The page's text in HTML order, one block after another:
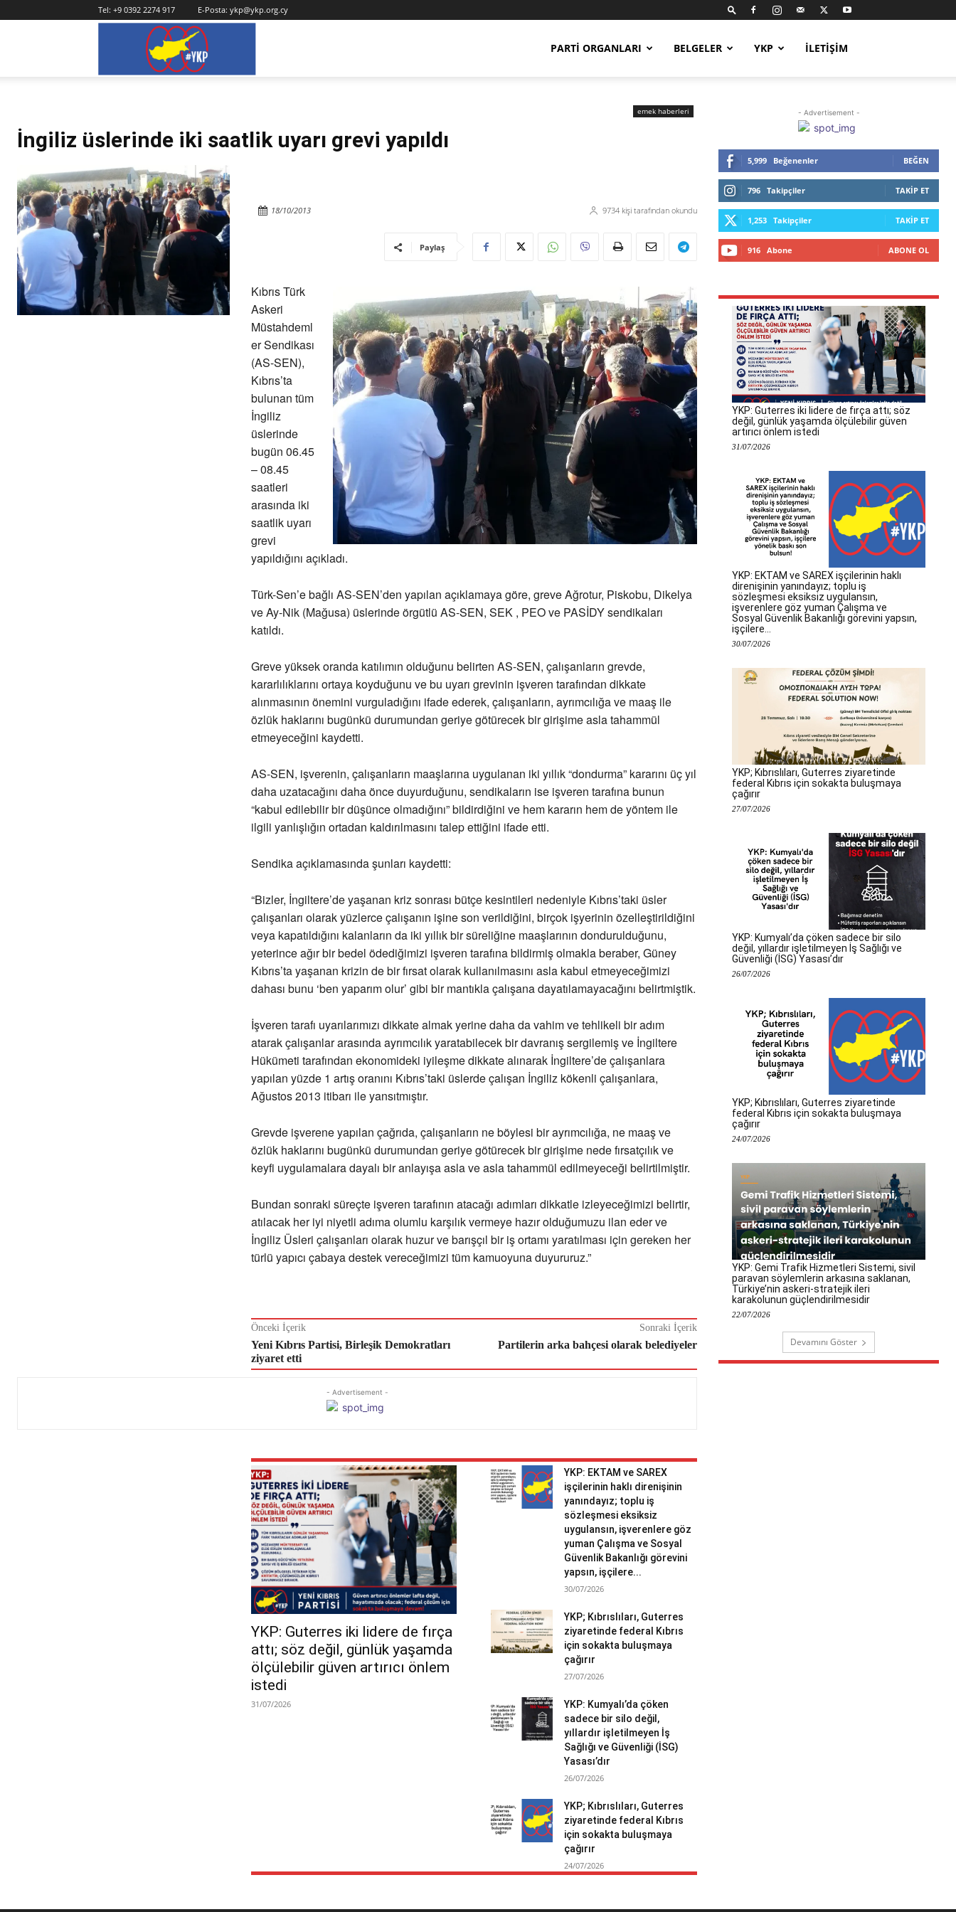
Tel: +9 0392 2274 917 E-Posta: ykp@ykp.org.cy
PARTI ORGANLARI BELGELER YKP İLETIŞIM
emek haberleri
İngiliz üslerinde iki saatlik uyarı grevi yapıldı
9734kişi tarafından okundu
18/10/2013
Paylaş
Kıbrıs Türk
Askeri
Müstahdeml
er Sendikası
(AS-SEN),
Kıbrıs’ta
bulunan tüm
İngiliz
üslerinde
bugün 06.45
– 08.45
saatleri
arasında iki
saatlik uyarı
grevi
yapıldığını açıkladı.
Türk-Sen’e bağlı AS-SEN’den yapılan açıklamaya göre, greve Ağrotur, Piskobu, Dikelya
ve Ay-Nik (Mağusa) üslerinde örgütlü AS-SEN, SEK , PEO ve PASİDY sendikaları
katıldı.
Greve yüksek oranda katılımın olduğunu belirten AS-SEN, çalışanların grevde,
kararlılıklarını ortaya koyduğunu ve bu uyarı grevinin işveren tarafından dikkate
alınmasının önemini vurguladığını ifade ederek, çalışanların, ayrımcılığa ve maaş ile
özlük haklarını bugünkü durumundan geriye götürecek bir girişime asla tahammül
etmeyeceğini kaydetti.
AS-SEN, işverenin, çalışanların maaşlarına uygulanan iki yıllık “dondurma” kararını üç yıl
daha uzatacağını daha önce duyurduğunu, sendikaların ise işveren tarafına bunun
“kabul edilebilir bir düşünce olmadığını” bildirdiğini ve hem kararın hem de yöntem ile
ilgili yanlışlığın ortadan kaldırılmasını talep ettiğini ifade etti.
Sendika açıklamasında şunları kaydetti:
“Bizler, İngiltere’de yaşanan kriz sonrası bütçe kesintileri nedeniyle Kıbrıs’taki üsler
çalışanları olarak yüzlerce çalışanın işine son verildiğini, birçok işyerinin özelleştirildiğini
veya kapatıldığını kalanların da iki yıllık bir süreliğine maaşlarının dondurulduğunu,
yeterince ağır bir bedel ödediğimizi işveren tarafına bildirmiş olmakla beraber, Güney
Kıbrıs’ta yaşanan krizin de bir fırsat olarak kullanılmasını asla kabul etmeyeceğimizi
dahası bunu ‘ben yaparım olur’ gibi bir mantıkla çalışana dayatılamayacağını belirtmiştik.
İşveren tarafı uyarılarımızı dikkate almak yerine daha da vahim ve tehlikeli bir adım
atarak çalışanlar arasında ayrımcılık yaratabilecek bir davranış sergilemiş ve İngiltere
Hükümeti tarafından ekonomideki iyileşme dikkate alınarak İngiltere’de çalışanlara
yapılan yüzde 1 artış oranını Kıbrıs’taki üslerde çalışan İngiliz kökenli çalışanlara,
Ağustos 2013 itibarı ile yansıtmıştır.
Grevde işverene yapılan çağrıda, çalışanların ne böylesi bir ayrımcılığa, ne maaş ve
özlük haklarını bugünkü durumundan geriye götürecek bir girişime nede fırsatçılık ve
keyfi uygulamalara dayalı bir anlayışa asla ve asla tahammül edilmeyeceği belirtilmiştir.
Bundan sonraki süreçte işveren tarafının atacağı adımları dikkatle izleyeceğimizi belirtir,
atılacak her iyi niyetli adıma olumlu karşılık vermeye hazır olduğumuzu ilan eder ve
İngiliz Üsleri çalışanları olarak huzur ve barışçıl bir iş ortamı yaratılması için gereken her
türlü yapıcı çabaya destek vereceğimizi tüm kamuoyuna duyururuz.”
Önceki İçerik
Yeni Kıbrıs Partisi, Birleşik Demokratları
ziyaret etti
Sonraki İçerik
Partilerin arka bahçesi olarak belediyeler
- Advertisement -
YKP: Guterres iki lidere de fırça
attı; söz değil, günlük yaşamda
ölçülebilir güven artırıcı önlem
istedi
31/07/2026
YKP: EKTAM ve SAREX
işçilerinin haklı direnişinin
yanındayız; toplu iş
sözleşmesi eksiksiz
uygulansın, işverenlere göz
yuman Çalışma ve Sosyal
Güvenlik Bakanlığı görevini
yapsın, işçilere...
30/07/2026
YKP; Kıbrıslıları, Guterres
ziyaretinde federal Kıbrıs
için sokakta buluşmaya
çağırır
27/07/2026
YKP: Kumyalı’da çöken
sadece bir silo değil,
yıllardır işletilmeyen İş
Sağlığı ve Güvenliği (İSG)
Yasası’dır
26/07/2026
YKP; Kıbrıslıları, Guterres
ziyaretinde federal Kıbrıs
için sokakta buluşmaya
çağırır
24/07/2026
- Advertisement -
5,999 Beğenenler BEĞEN
796 Takipçiler TAKIP ET
1,253 Takipçiler TAKIP ET
916 Abone ABONE OL
YKP: Guterres iki lidere de fırça attı; söz
değil, günlük yaşamda ölçülebilir güven
artırıcı önlem istedi
31/07/2026
YKP: EKTAM ve SAREX işçilerinin haklı
direnişinin yanındayız; toplu iş
sözleşmesi eksiksiz uygulansın,
işverenlere göz yuman Çalışma ve
Sosyal Güvenlik Bakanlığı görevini yapsın,
işçilere...
30/07/2026
YKP; Kıbrıslıları, Guterres ziyaretinde
federal Kıbrıs için sokakta buluşmaya
çağırır
27/07/2026
YKP: Kumyalı’da çöken sadece bir silo
değil, yıllardır işletilmeyen İş Sağlığı ve
Güvenliği (İSG) Yasası’dır
26/07/2026
YKP; Kıbrıslıları, Guterres ziyaretinde
federal Kıbrıs için sokakta buluşmaya
çağırır
24/07/2026
YKP: Gemi Trafik Hizmetleri Sistemi, sivil
paravan söylemlerin arkasına saklanan,
Türkiye’nin askeri-stratejik ileri
karakolunun güçlendirilmesidir
22/07/2026
Devamını Göster